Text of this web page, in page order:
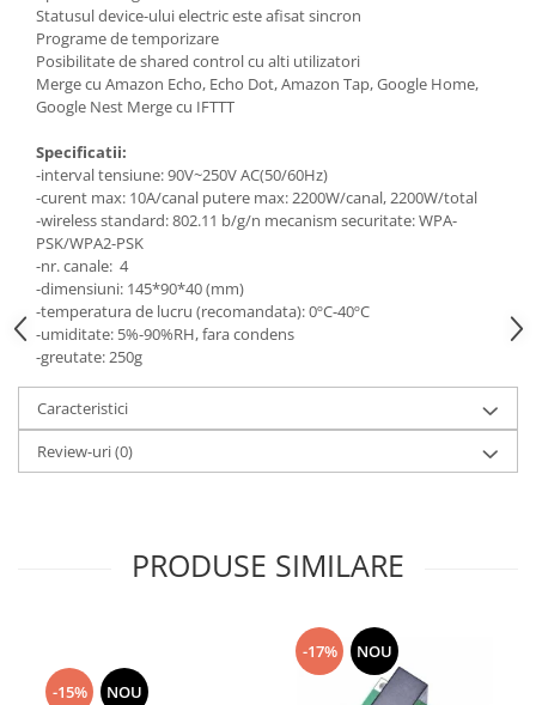
Statusul device-ului electric este afisat sincron
Programe de temporizare
Posibilitate de shared control cu alti utilizatori
Merge cu Amazon Echo, Echo Dot, Amazon Tap, Google Home,
Google Nest Merge cu IFTTT
Specificatii:
-interval tensiune: 90V~250V AC(50/60Hz)
-curent max: 10A/canal putere max: 2200W/canal, 2200W/total
-wireless standard: 802.11 b/g/n mecanism securitate: WPA-
PSK/WPA2-PSK
-nr. canale: 4
-dimensiuni: 145*90*40 (mm)
-temperatura de lucru (recomandata): 0ºC-40ºC
-umiditate: 5%-90%RH, fara condens
-greutate: 250g
Caracteristici
Review-uri(0)
PRODUSE SIMILARE
-15% NOU
-17% NOU